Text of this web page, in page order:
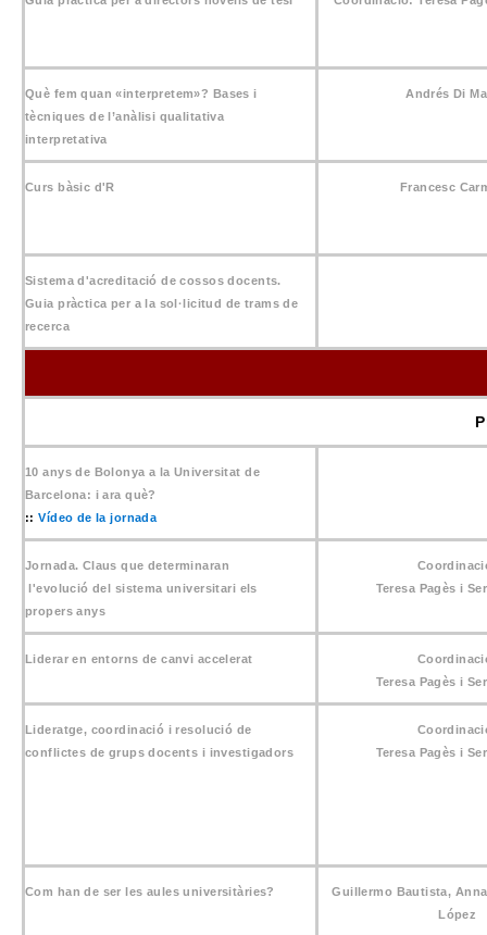
Què fem quan «interpretem»? Bases i
tècniques de l’anàlisi qualitativa
interpretativa
Andrés Di
Curs bàsic d'R Francesc
Sistema d'acreditació de cossos docents.
Guia pràctica per a la sol·licitud de trams de
recerca
10 anys de Bolonya a la Universitat de
Barcelona: i ara què?
::Vídeo de la jornada
Jornada. Claus que determinaran
l'evolució del sistema universitari els
propers anys
Teresa Pagès i
Liderar en entorns de canvi accelerat
Teresa Pagès i
Lideratge, coordinació i resolució de
conflictes de grups docents i investigadors
Teresa Pagès i
Com han de ser les aules universitàries?
Guillermo Bautista,
López